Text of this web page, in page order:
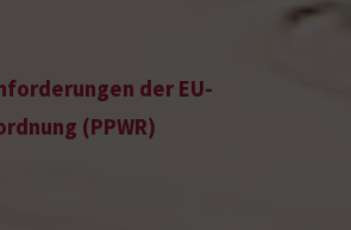
der EU-
(PPWR)